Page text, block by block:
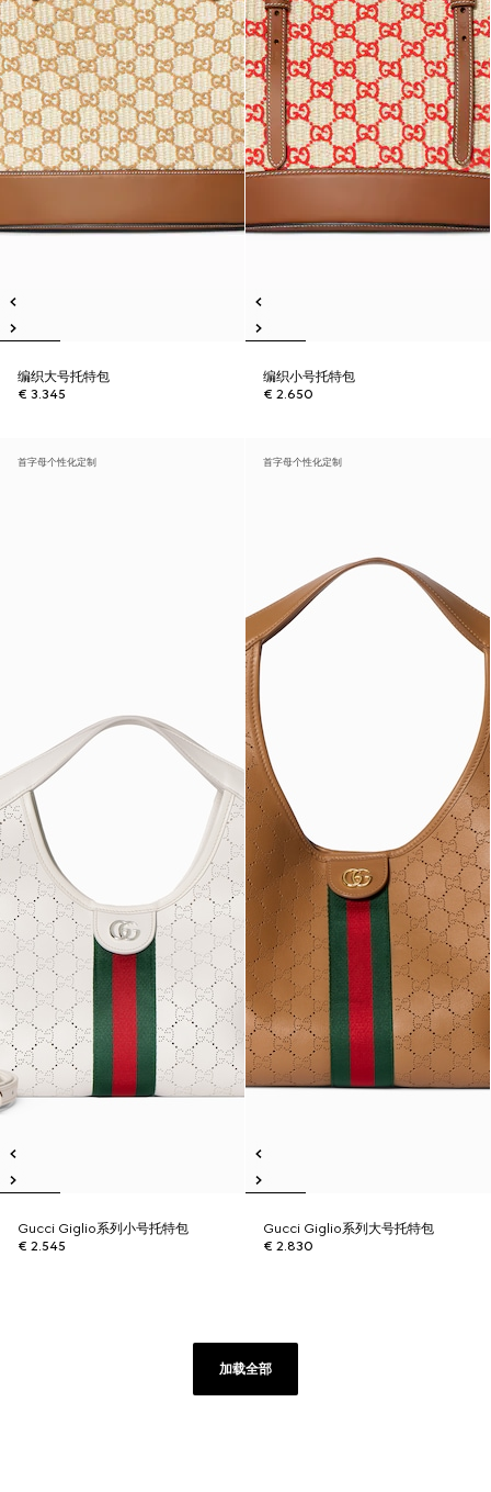
编织大号托特包
€ 3.345
编织小号托特包
€ 2.650
首字母个性化定制
Gucci Giglio系列小号托特包
€ 2.545
首字母个性化定制
Gucci Giglio系列大号托特包
€ 2.830
加载全部